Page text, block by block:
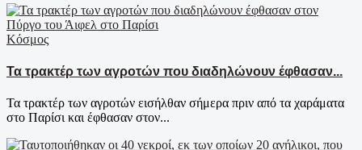
Κόσμος
Τα τρακτέρ των αγροτών που διαδηλώνουν έφθασαν...
Τα τρακτέρ των αγροτών εισήλθαν σήμερα πριν από τα χαράματα
στο Παρίσι και έφθασαν στον...